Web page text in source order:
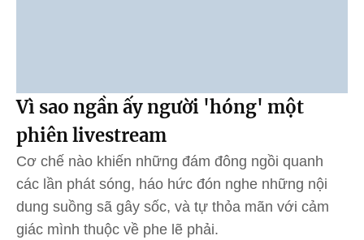
Vì sao ngần ấy người 'hóng' một
phiên livestream
Cơ chế nào khiến những đám đông ngồi quanh
các lần phát sóng, háo hức đón nghe những nội
dung suồng sã gây sốc, và tự thỏa mãn với cảm
giác mình thuộc về phe lẽ phải.